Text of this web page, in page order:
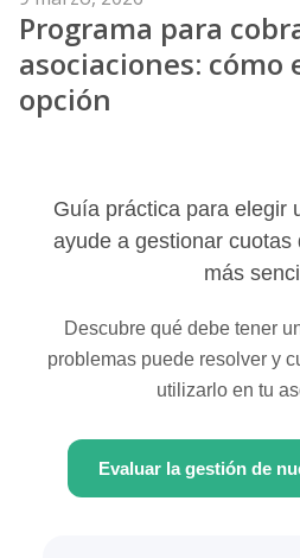
el
Programa para
asociaciones: cómo
opción
Guía práctica para elegir
ayude a gestionar cuotas
más
Descubre qué debe tener
problemas puede resolver y
utilizarlo en tu
Evaluar la gestión de